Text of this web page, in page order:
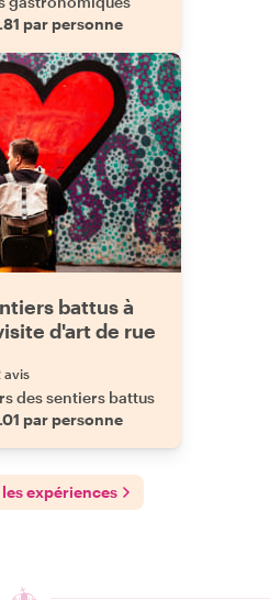
par personne
battus à
d'art de rue
avis
des sentiers battus
par personne
expériences